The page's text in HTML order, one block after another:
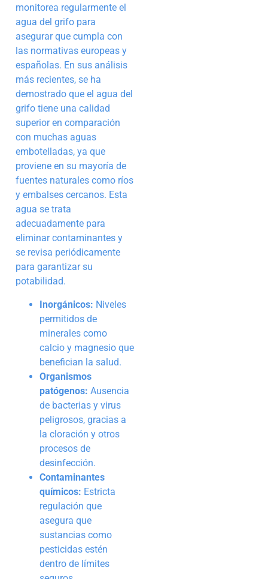
monitorea regularmente el
agua del grifo para
asegurar que cumpla con
las normativas europeas y
españolas. En sus análisis
más recientes, se ha
demostrado que el agua del
grifo tiene una calidad
superior en comparación
con muchas aguas
embotelladas, ya que
proviene en su mayoría de
fuentes naturales como ríos
y embalses cercanos. Esta
agua se trata
adecuadamente para
eliminar contaminantes y
se revisa periódicamente
para garantizar su
potabilidad.
Inorgánicos: Niveles
permitidos de
minerales como
calcio y magnesio que
benefician la salud.
Organismos
patógenos: Ausencia
de bacterias y virus
peligrosos, gracias a
la cloración y otros
procesos de
desinfección.
Contaminantes
químicos: Estricta
regulación que
asegura que
sustancias como
pesticidas estén
dentro de límites